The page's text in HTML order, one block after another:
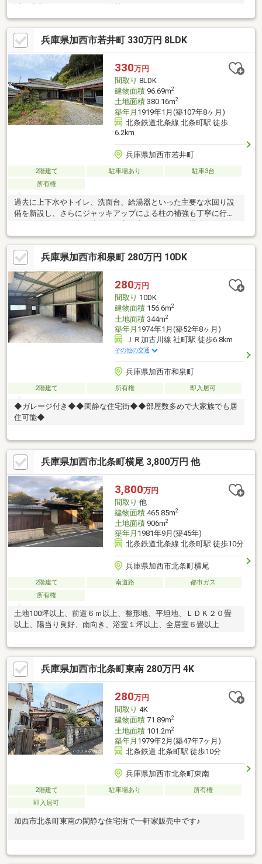
兵庫県加西市若井町 330万円 8LDK
330万円
間取り 8LDK
建物面積96.69m2
土地面積380.16m2
築年月 1919年1月(築107年8ヶ月)
北条鉄道北条線 北条町駅 徒歩
6.2km
兵庫県加西市若井町
2階建て 駐車場あり
駐車3台
所有権
過去に上下水やトイレ、洗面台、給湯器といった主要な水回り設
備を新設し、さらにジャッキアップによる柱の補強も丁寧に行っ
ている建物です。古い建物の不安要素になりやすい構造やインフ
ラにしっかり手が入っているため、安心してご検討いただけま
す。周囲は豊かな自然に囲まれており、都会の喧騒を忘れてリフ
レッシュするには最高のロケーションです。日々の住まいとして
はもちろん、週末を過ごすセカンドハウスや隠れ家的な拠点とし
ても非常におすすめ。「家としての基本」を整えた安心感と、四
季を感じられる穏やかな環境。その両方を兼ね備えたこの場所
で、新しいライフスタイルを始めてみませんか。足を使った確か
な調査に基づき、
兵庫県加西市和泉町 280万円 10DK
280万円
間取り 10DK
建物面積156.6m2
土地面積344m2
築年月 1974年1月(築52年8ヶ月)
ＪＲ加古川線 社町駅 徒歩6.8km
その他の交通
兵庫県加西市和泉町
2階建て 所有権 即入居可
◆ガレージ付き◆◆閑静な住宅街◆◆部屋数多めで大家族でも居
住可能◆
兵庫県加西市北条町横尾 3,800万円 他
3,800万円
間取り 他
建物面積465.85m2
土地面積906m2
築年月 1981年9月(築45年)
北条鉄道北条線 北条町駅 徒歩10分
兵庫県加西市北条町横尾
2階建て 南道路
都市ガス
所有権
土地100坪以上、前道６ｍ以上、整形地、平坦地、ＬＤＫ２０畳
以上、陽当り良好、南向き、浴室１坪以上、全居室６畳以上
兵庫県加西市北条町東南 280万円 4K
280万円
間取り 4K
建物面積71.89m2
土地面積101.2m2
築年月 1979年2月(築47年7ヶ月)
北条鉄道 北条町駅 徒歩10分
兵庫県加西市北条町東南
2階建て 駐車場あり
所有権
即入居可
加西市北条町東南の閑静な住宅街で一軒家販売中です♪